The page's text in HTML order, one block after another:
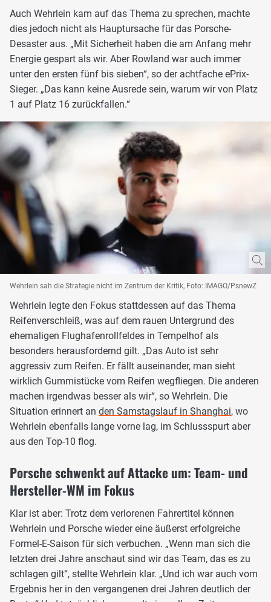
Auch Wehrlein kam auf das Thema zu sprechen, machte
dies jedoch nicht als Hauptursache für das Porsche-
Desaster aus. „Mit Sicherheit haben die am Anfang mehr
Energie gespart als wir. Aber Rowland war auch immer
unter den ersten fünf bis sieben“, so der achtfache ePrix-
Sieger. „Das kann keine Ausrede sein, warum wir von Platz
1 auf Platz 16 zurückfallen.“
Wehrlein sah die Strategie nicht im Zentrum der Kritik, Foto: IMAGO/PsnewZ
Wehrlein legte den Fokus stattdessen auf das Thema
Reifenverschleiß, was auf dem rauen Untergrund des
ehemaligen Flughafenrollfeldes in Tempelhof als
besonders herausfordernd gilt. „Das Auto ist sehr
aggressiv zum Reifen. Er fällt auseinander, man sieht
wirklich Gummistücke vom Reifen wegfliegen. Die anderen
machen irgendwas besser als wir“, so Wehrlein. Die
Situation erinnert an den Samstagslauf in Shanghai, wo
Wehrlein ebenfalls lange vorne lag, im Schlussspurt aber
aus den Top-10 flog.
Porsche schwenkt auf Attacke um: Team- und
Hersteller-WM im Fokus
Klar ist aber: Trotz dem verlorenen Fahrertitel können
Wehrlein und Porsche wieder eine äußerst erfolgreiche
Formel-E-Saison für sich verbuchen. „Wenn man sich die
letzten drei Jahre anschaut sind wir das Team, das es zu
schlagen gilt“, stellte Wehrlein klar. „Und ich war auch vom
Ergebnis her in den vergangenen drei Jahren deutlich der